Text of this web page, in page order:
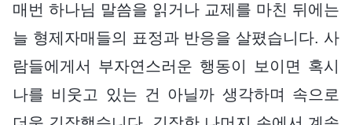
매번 하나님 말씀을 읽거나 교제를 마친 뒤에는
늘 형제자매들의 표정과 반응을 살폈습니다. 사
람들에게서 부자연스러운 행동이 보이면 혹시
나를 비웃고 있는 건 아닐까 생각하며 속으로